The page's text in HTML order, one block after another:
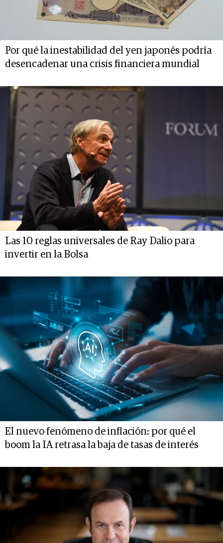
Por qué la inestabilidad del yen japonés podría
desencadenar una crisis financiera mundial
Las 10 reglas universales de Ray Dalio para
invertir en la Bolsa
El nuevo fenómeno de inflación: por qué el
boom la IA retrasa la baja de tasas de interés